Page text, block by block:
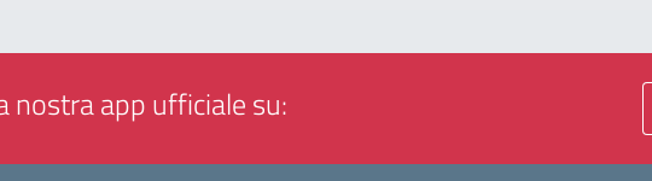
nostra app ufficiale su: